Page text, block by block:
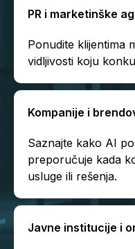
PR i marketinške
Ponudite klijentima
vidljivosti koju
Kompanije i
Saznajte kako AI
preporučuje kada
usluge ili rešenja.
Javne institucije i